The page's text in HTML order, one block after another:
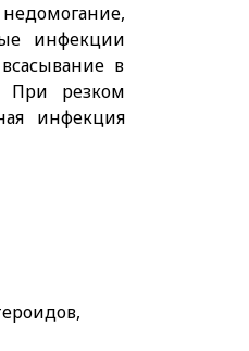
инфекции
в
При резком
инфекция